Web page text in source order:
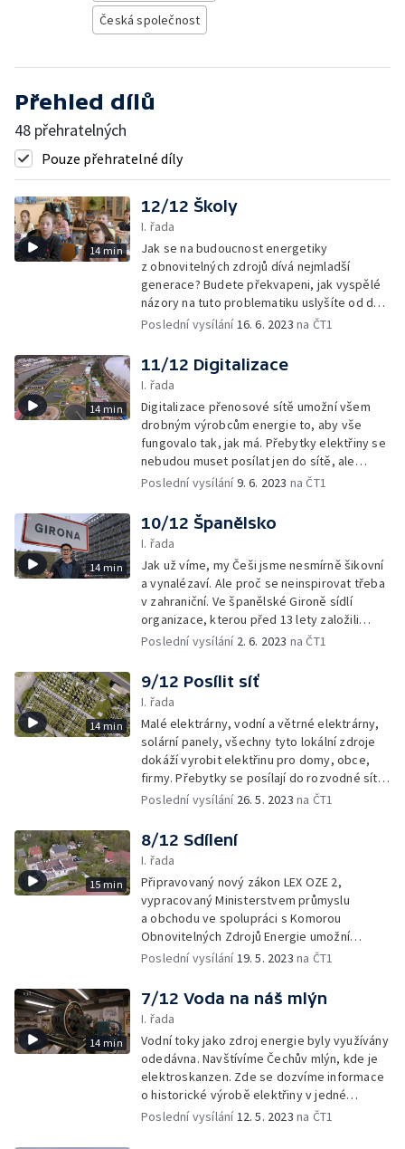
Česká společnost
Přehled dílů
48 přehratelných
Pouze přehratelné díly
14 min
12/12 Školy
I. řada
Jak se na budoucnost energetiky
z obnovitelných zdrojů dívá nejmladší
generace? Budete překvapeni, jak vyspělé
názory na tuto problematiku uslyšíte od dětí
školou povinných.
Poslední vysílání16. 6. 2023 na ČT1
14 min
11/12 Digitalizace
I. řada
Digitalizace přenosové sítě umožní všem
drobným výrobcům energie to, aby vše
fungovalo tak, jak má. Přebytky elektřiny se
nebudou muset posílat jen do sítě, ale
budou se moci ukládat do baterie. A přesně
těchto zařízení moci využít později, zkrátka
kdy se jim to bude hodit.
Poslední vysílání9. 6. 2023 na ČT1
14 min
10/12 Španělsko
I. řada
Jak už víme, my Češi jsme nesmírně šikovní
a vynalézaví. Ale proč se neinspirovat třeba
v zahraniční. Ve španělské Gironě sídlí
organizace, kterou před 13 lety založili
studenti a profesoři z místní univerzity.
odebírat ekologicky vyrobenou energii.
Poslední vysílání 2. 6. 2023 na ČT1
14 min
9/12 Posílit síť
I. řada
Malé elektrárny, vodní a větrné elektrárny,
solární panely, všechny tyto lokální zdroje
dokáží vyrobit elektřinu pro domy, obce,
firmy. Přebytky se posílají do rozvodné sítě,
která musí hlídat, aby celý systém nebyl
to funguje.
Poslední vysílání 26. 5. 2023 na ČT1
15 min
8/12 Sdílení
I. řada
Připravovaný nový zákon LEX OZE 2,
vypracovaný Ministerstvem průmyslu
a obchodu ve spolupráci s Komorou
Obnovitelných Zdrojů Energie umožní
každému z nás vyrábět si elektřinu
místě. Bez toho, aniž bychom museli
natáhnout kabely přes půl republiky!
Poslední vysílání19. 5. 2023 na ČT1
14 min
7/12 Voda na náš mlýn
I. řada
Vodní toky jako zdroj energie byly využívány
odedávna. Navštívíme Čechův mlýn, kde je
elektroskanzen. Zde se dozvíme informace
o historické výrobě elektřiny v jedné
z nejstarších malých vodních elektráren
Poslední vysílání12. 5. 2023 na ČT1